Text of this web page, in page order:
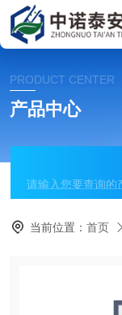
PRODUCT CENTER
产品中心
当前位置：首页